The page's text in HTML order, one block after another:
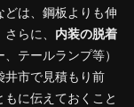
どは、鋼板よりも伸
らに、 内装の脱着
テールランプ等）
井市で見積もり前
に伝えておくこと